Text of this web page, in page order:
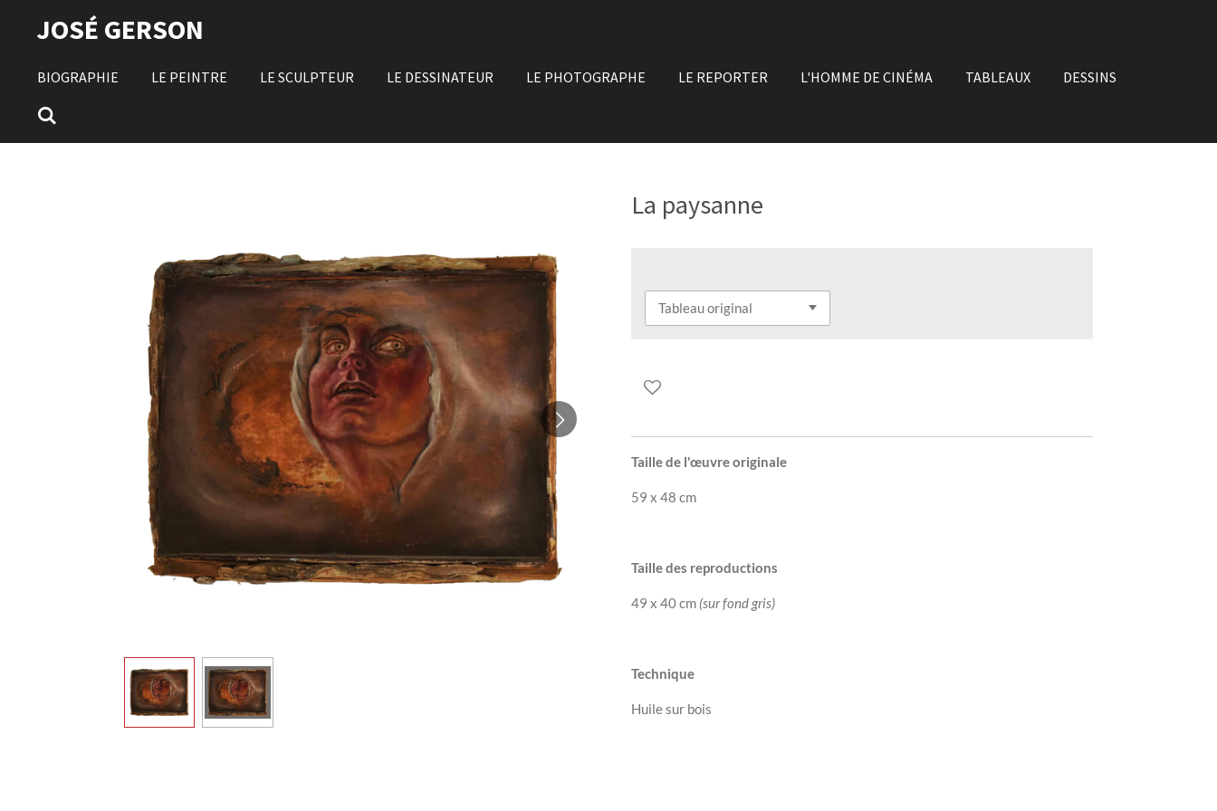
Passer
principal
JOSÉ GERSON
BIOGRAPHIE LE PEINTRE LE SCULPTEUR LE DESSINATEUR LE PHOTOGRAPHE LE REPORTER L'HOMME DE CINÉMA TABLEAUX DESSINS
La paysanne
Taille de l'œuvre originale
59 x 48 cm
Taille des reproductions
49 x 40 cm (sur fond gris)
Technique
Huile sur bois